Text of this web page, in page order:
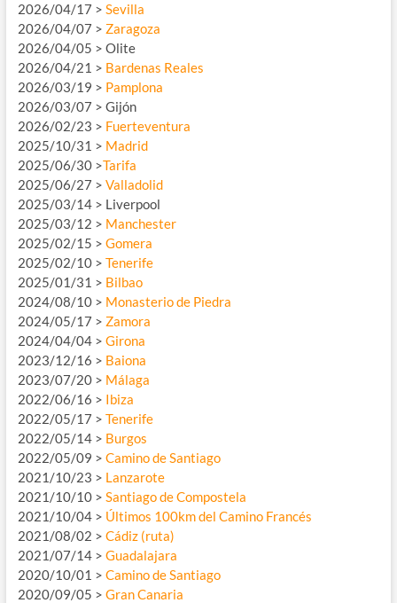
2026/04/17 > Sevilla
2026/04/07 > Zaragoza
2026/04/05 > Olite
2026/04/21 > Bardenas Reales
2026/03/19 > Pamplona
2026/03/07 > Gijón
2026/02/23 > Fuerteventura
2025/10/31 > Madrid
2025/06/30 >Tarifa
2025/06/27 > Valladolid
2025/03/14 > Liverpool
2025/03/12 > Manchester
2025/02/15 > Gomera
2025/02/10 > Tenerife
2025/01/31 > Bilbao
2024/08/10 > Monasterio de Piedra
2024/05/17 > Zamora
2024/04/04 > Girona
2023/12/16 > Baiona
2023/07/20 > Málaga
2022/06/16 > Ibiza
2022/05/17 > Tenerife
2022/05/14 > Burgos
2022/05/09 > Camino de Santiago
2021/10/23 > Lanzarote
2021/10/10 > Santiago de Compostela
2021/10/04 > Últimos 100km del Camino Francés
2021/08/02 > Cádiz (ruta)
2021/07/14 > Guadalajara
2020/10/01 > Camino de Santiago
2020/09/05 > Gran Canaria